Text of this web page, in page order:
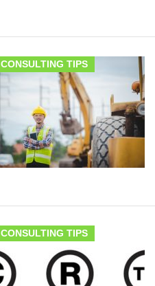
CONSULTING TIPS
CONSULTING TIPS